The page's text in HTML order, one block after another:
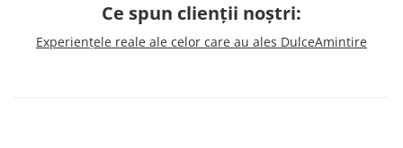
Ce spun clienții noștri:
Experiențele reale ale celor care au ales DulceAmintire